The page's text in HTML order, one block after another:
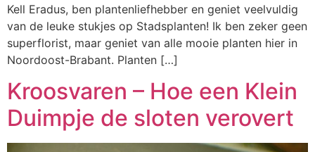
Kell Eradus, ben plantenliefhebber en geniet veelvuldig
van de leuke stukjes op Stadsplanten! Ik ben zeker geen
superflorist, maar geniet van alle mooie planten hier in
Noordoost-Brabant. Planten […]
Kroosvaren – Hoe een Klein
Duimpje de sloten verovert